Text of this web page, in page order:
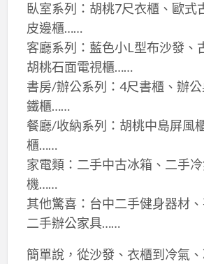
臥室系列：胡桃7尺衣櫃、歐式
皮邊櫃……
客廳系列：藍色小L型布沙發、
胡桃石面電視櫃……
書房/辦公系列：4尺書櫃、辦公
鐵櫃……
餐廳/收納系列：胡桃中島屏風
櫃……
家電類：二手中古冰箱、二手
機……
其他驚喜：台中二手健身器材
二手辦公家具……
簡單說，從沙發、衣櫃到冷氣